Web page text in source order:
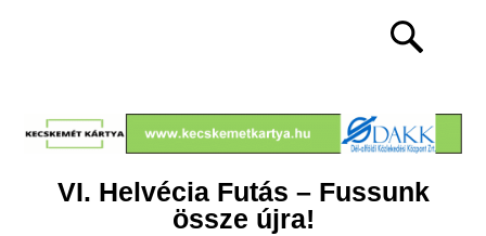
VI. Helvécia Futás – Fussunk
össze újra!